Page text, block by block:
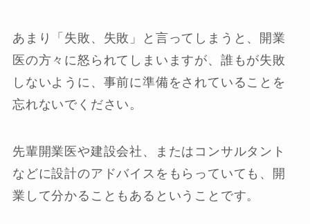
あまり「失敗、失敗」と言ってしまうと、開業
医の方々に怒られてしまいますが、誰もが失敗
しないように、事前に準備をされていることを
忘れないでください。
先輩開業医や建設会社、またはコンサルタント
などに設計のアドバイスをもらっていても、開
業して分かることもあるということです。